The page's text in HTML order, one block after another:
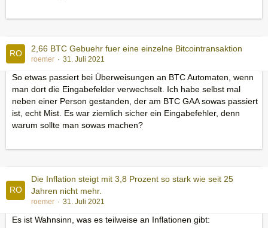
2,66 BTC Gebuehr fuer eine einzelne Bitcointransaktion
roemer 31. Juli 2021
So etwas passiert bei Überweisungen an BTC Automaten, wenn
man dort die Eingabefelder verwechselt. Ich habe selbst mal
neben einer Person gestanden, der am BTC GAA sowas passiert
ist, echt Mist. Es war ziemlich sicher ein Eingabefehler, denn
warum sollte man sowas machen?
Die Inflation steigt mit 3,8 Prozent so stark wie seit 25
Jahren nicht mehr.
roemer 31. Juli 2021
Es ist Wahnsinn, was es teilweise an Inflationen gibt: